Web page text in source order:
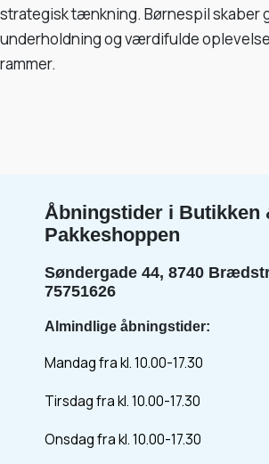
strategisk tænkning. Børnespil skaber
underholdning og værdifulde
rammer.
Åbningstider i Butikken
Pakkeshoppen
Søndergade 44, 8740
75751626
Almindlige åbningstider:
Mandag fra kl. 10.00-17.30
Tirsdag fra kl. 10.00-17.30
Onsdag fra kl. 10.00-17.30